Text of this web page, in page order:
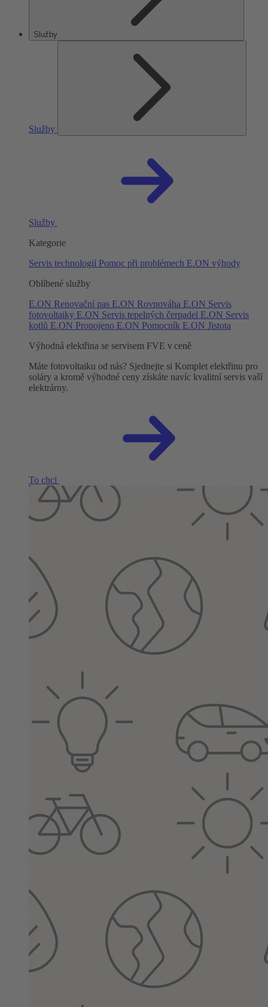
Služby
Služby
Služby
Kategorie
Servis technologií Pomoc při problémech E.ON výhody
Oblíbené služby
E.ON Renovační pas E.ON Rovnováha E.ON Servis
fotovoltaiky E.ON Servis tepelných čerpadel E.ON Servis
kotlů E.ON Propojeno E.ON Pomocník E.ON Jistota
Výhodná elektřina se servisem FVE v ceně
Máte fotovoltaiku od nás? Sjednejte si Komplet elektřinu pro
soláry a kromě výhodné ceny získáte navíc kvalitní servis vaší
elektrárny.
To chci